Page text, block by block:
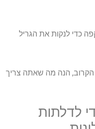
כדי לנקות את הגריל
הנה מה שאתה צריך
לדלתות